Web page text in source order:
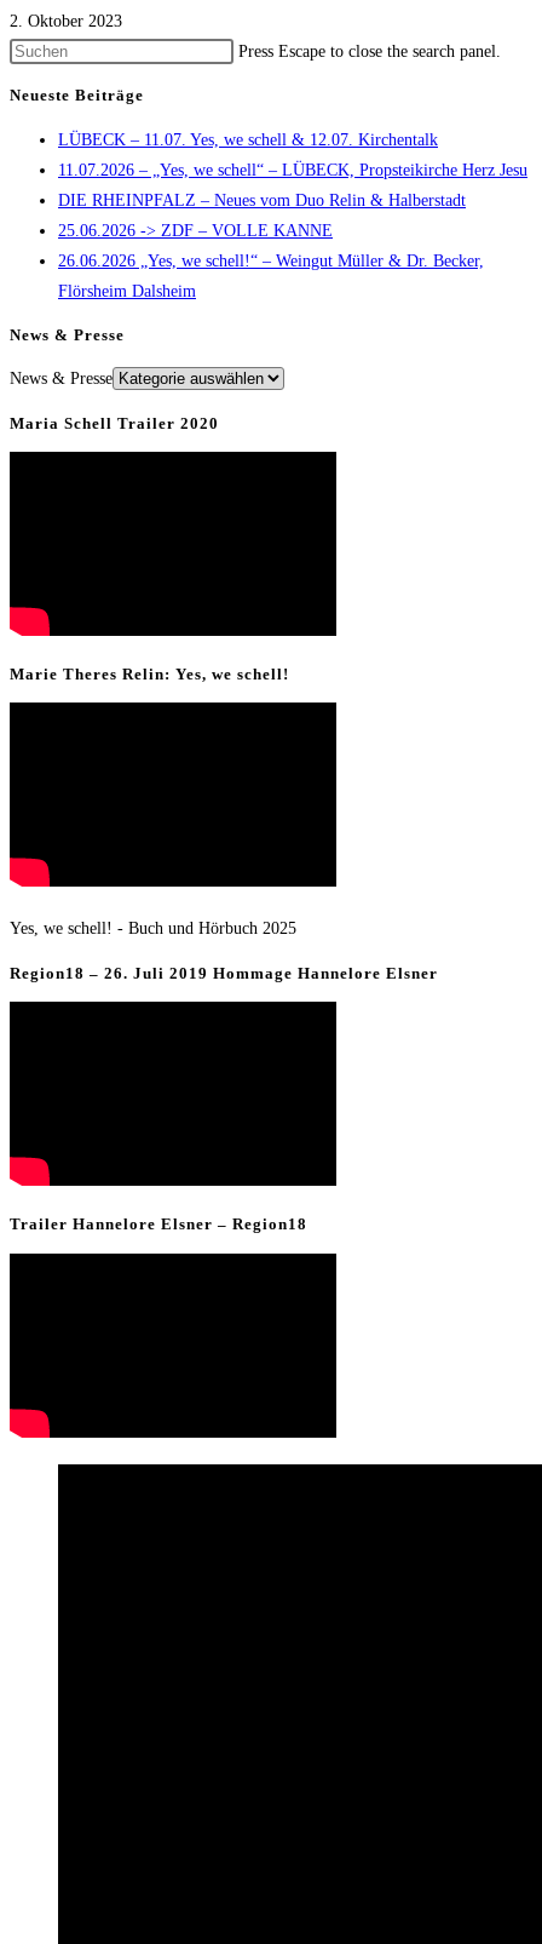
2. Oktober 2023
Press Escape to close the search panel.
Neueste Beiträge
LÜBECK – 11.07. Yes, we schell & 12.07. Kirchentalk
11.07.2026 – „Yes, we schell“ – LÜBECK, Propsteikirche Herz Jesu
DIE RHEINPFALZ – Neues vom Duo Relin & Halberstadt
25.06.2026 -> ZDF – VOLLE KANNE
26.06.2026 „Yes, we schell!“ – Weingut Müller & Dr. Becker,
Flörsheim Dalsheim
News & Presse
News & Presse
Maria Schell Trailer 2020
Marie Theres Relin: Yes, we schell!
Yes, we schell! - Buch und Hörbuch 2025
Region18 – 26. Juli 2019 Hommage Hannelore Elsner
Trailer Hannelore Elsner – Region18